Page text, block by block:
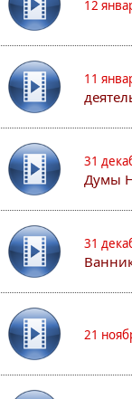
12
11
31
Думы
31
21